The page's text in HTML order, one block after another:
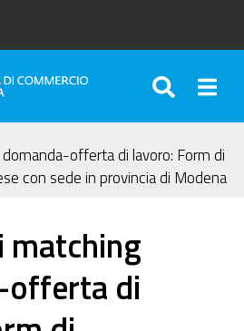
offerta di lavoro: Form di
con sede in provincia di Modena
matching
offerta di